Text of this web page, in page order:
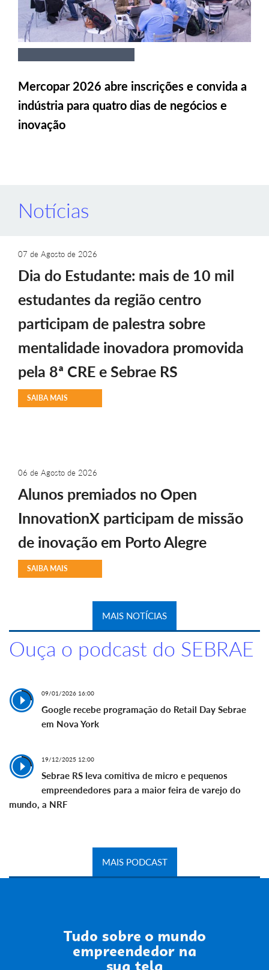
Mercopar 2026 abre inscrições e convida a
indústria para quatro dias de negócios e
inovação
Notícias
07 de Agosto de 2026
Dia do Estudante: mais de 10 mil
estudantes da região centro
participam de palestra sobre
mentalidade inovadora promovida
pela 8ª CRE e Sebrae RS
SAIBA MAIS
06 de Agosto de 2026
Alunos premiados no Open
InnovationX participam de missão
de inovação em Porto Alegre
SAIBA MAIS
MAIS NOTÍCIAS
Ouça o podcast do SEBRAE
09/01/2026 16:00
Google recebe programação do Retail Day Sebrae
em Nova York
19/12/2025 12:00
Sebrae RS leva comitiva de micro e pequenos
empreendedores para a maior feira de varejo do
mundo, a NRF
MAIS PODCAST